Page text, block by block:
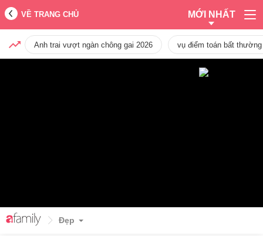
VỀ TRANG CHỦ MỚI NHẤT
Anh trai vượt ngàn chông gai 2026 vụ điểm toán bất
Đẹp